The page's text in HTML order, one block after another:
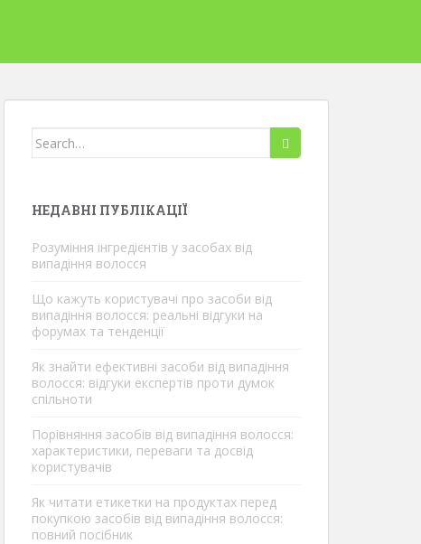
Пошук:
НЕДАВНІ ПУБЛІКАЦІЇ
Розуміння інгредієнтів у засобах від
випадіння волосся
Що кажуть користувачі про засоби від
випадіння волосся: реальні відгуки на
форумах та тенденції
Як знайти ефективні засоби від випадіння
волосся: відгуки експертів проти думок
спільноти
Порівняння засобів від випадіння волосся:
характеристики, переваги та досвід
користувачів
Як читати етикетки на продуктах перед
покупкою засобів від випадіння волосся:
повний посібник